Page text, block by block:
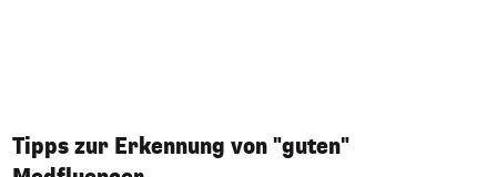
Tipps zur Erkennung von "guten"